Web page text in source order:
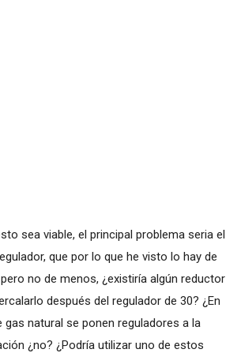
sea viable, el principal problema seria el
que por lo que he visto lo hay de
no de menos, ¿existiría algún reductor
después del regulador de 30? ¿En
natural se ponen reguladores a la
¿no? ¿Podría utilizar uno de estos